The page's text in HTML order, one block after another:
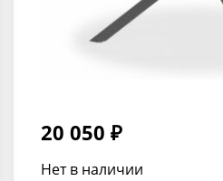
20 050 ₽
Нет в наличии